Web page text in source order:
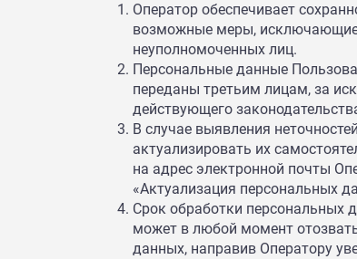
Оператор обеспечивает
возможные меры,
неуполномоченных лиц.
Персональные данные
переданы третьим лицам, за
действующего
В случае выявления
актуализировать их
на адрес электронной почты
«Актуализация персональных
Срок обработки персональных
может в любой момент
данных, направив Оператору